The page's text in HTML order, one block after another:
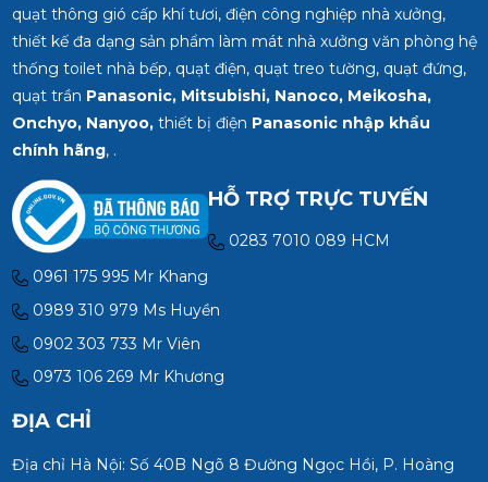
quạt thông gió cấp khí tươi, điện công nghiệp nhà xưởng,
thiết kế đa dạng sản phẩm làm mát nhà xưởng văn phòng hệ
thống toilet nhà bếp, quạt điện, quạt treo tường, quạt đứng,
quạt trần Panasonic, Mitsubishi, Nanoco, Meikosha,
Onchyo, Nanyoo,thiết bị điện Panasonic nhập khẩu
chính hãng, .
HỖ TRỢ TRỰC TUYẾN
0283 7010 089 HCM
0961 175 995 Mr Khang
0989 310 979 Ms Huyền
0902 303 733 Mr Viên
0973 106 269 Mr Khương
ĐỊA CHỈ
Địa chỉ Hà Nội: Số 40B Ngõ 8 Đường Ngọc Hồi, P. Hoàng